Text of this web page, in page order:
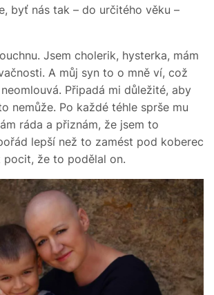
byť nás tak – do určitého věku –
Jsem cholerik, hysterka, mám
A můj syn to o mně ví, což
Připadá mi důležité, aby
nemůže. Po každé téhle sprše mu
ráda a přiznám, že jsem to
lepší než to zamést pod koberec
pocit, že to podělal on.